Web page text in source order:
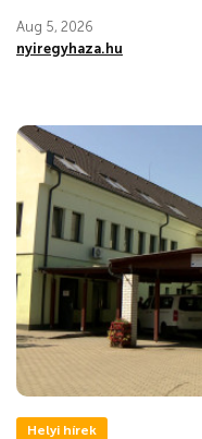
Aug 5, 2026
nyiregyhaza.hu
Helyi hírek